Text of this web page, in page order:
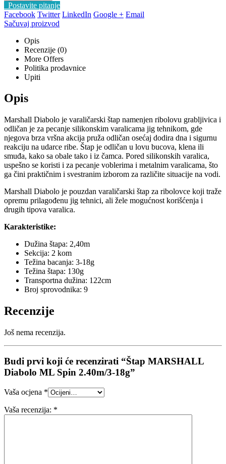
Postavite pitanje
Facebook Twitter LinkedIn Google + Email
Sačuvaj proizvod
Opis
Recenzije (0)
More Offers
Politika prodavnice
Upiti
Opis
Marshall Diabolo je varaličarski štap namenjen ribolovu grabljivica i
odličan je za pecanje silikonskim varalicama jig tehnikom, gde
njegova brza vršna akcija pruža odličan osećaj dodira dna i sigurnu
reakciju na udarce ribe. Štap je odličan u lovu bucova, klena ili
smuđa, kako sa obale tako i iz čamca. Pored silikonskih varalica,
uspešno se koristi i za pecanje voblerima i metalnim varalicama, što
ga čini praktičnim i svestranim izborom za različite situacije na vodi.
Marshall Diabolo je pouzdan varaličarski štap za ribolovce koji traže
opremu prilagođenu jig tehnici, ali žele mogućnost korišćenja i
drugih tipova varalica.
Karakteristike:
Dužina štapa: 2,40m
Sekcija: 2 kom
Težina bacanja: 3-18g
Težina štapa: 130g
Transportna dužina: 122cm
Broj sprovodnika: 9
Recenzije
Još nema recenzija.
Budi prvi koji će recenzirati “Štap MARSHALL
Diabolo ML Spin 2.40m/3-18g”
Vaša ocjena *
Vaša recenzija: *